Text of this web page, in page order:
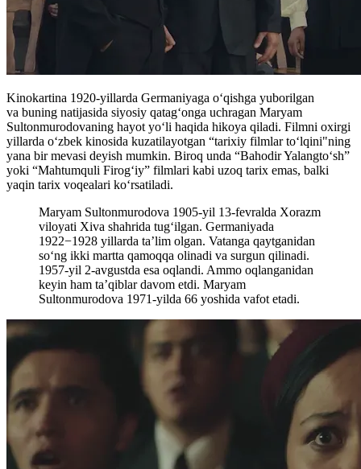
Kinokartina 1920-yillarda Germaniyaga o‘qishga yuborilgan
va buning natijasida siyosiy qatag‘onga uchragan Maryam
Sultonmurodovaning hayot yo‘li haqida hikoya qiladi. Filmni oxirgi
yillarda oʻzbek kinosida kuzatilayotgan “tarixiy filmlar toʻlqini"ning
yana bir mevasi deyish mumkin. Biroq unda “Bahodir Yalangtoʻsh”
yoki “Mahtumquli Firogʻiy” filmlari kabi uzoq tarix emas, balki
yaqin tarix voqealari koʻrsatiladi.
Maryam Sultonmurodova 1905-yil 13-fevralda Xorazm
viloyati Xiva shahrida tugʻilgan. Germaniyada
1922−1928 yillarda taʼlim olgan. Vatanga qaytganidan
soʻng ikki martta qamoqqa olinadi va surgun qilinadi.
1957-yil 2-avgustda esa oqlandi. Ammo oqlanganidan
keyin ham taʼqiblar davom etdi. Maryam
Sultonmurodova 1971-yilda 66 yoshida vafot etadi.